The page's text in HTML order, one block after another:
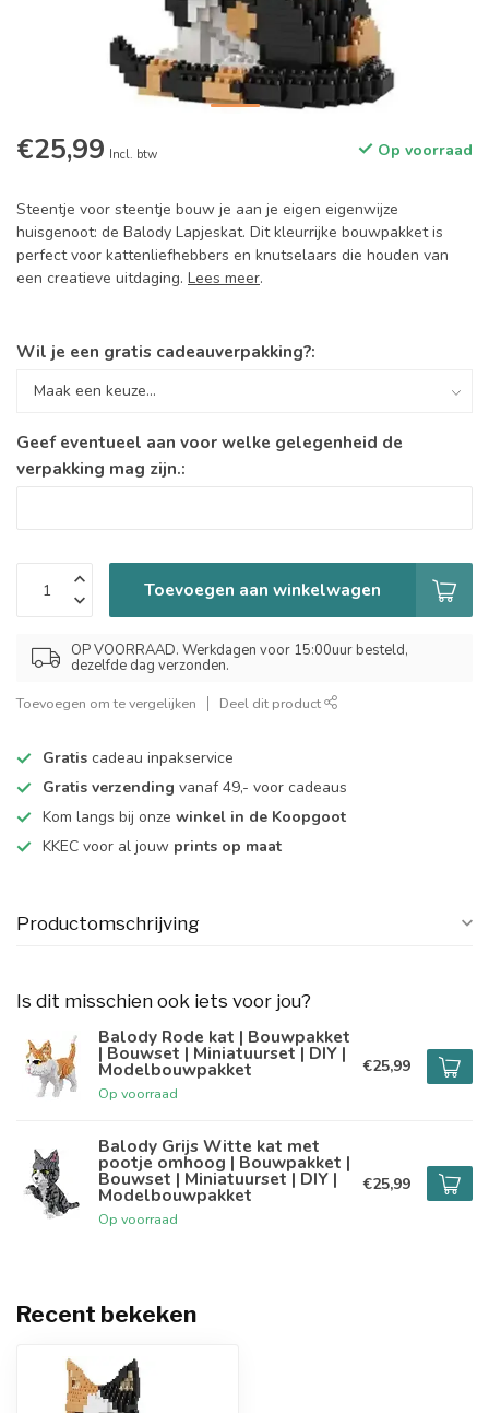
€25,99 Incl. btw Op voorraad
Steentje voor steentje bouw je aan je eigen eigenwijze
huisgenoot: de Balody Lapjeskat. Dit kleurrijke bouwpakket is
perfect voor kattenliefhebbers en knutselaars die houden van
een creatieve uitdaging. Lees meer.
Wil je een gratis cadeauverpakking?:
Geef eventueel aan voor welke gelegenheid de
verpakking mag zijn.:
Toevoegen aan winkelwagen
OP VOORRAAD. Werkdagen voor 15:00uur besteld,
dezelfde dag verzonden.
Toevoegen om te vergelijken Deel dit product
Gratis cadeau inpakservice
Gratis verzending vanaf 49,- voor cadeaus
Kom langs bij onze winkel in de Koopgoot
KKEC voor al jouw prints op maat
Productomschrijving
Is dit misschien ook iets voor jou?
Balody Rode kat | Bouwpakket
| Bouwset | Miniatuurset | DIY |
Modelbouwpakket
Op voorraad
€25,99
Balody Grijs Witte kat met
pootje omhoog | Bouwpakket |
Bouwset | Miniatuurset | DIY |
Modelbouwpakket
Op voorraad
€25,99
Recent bekeken